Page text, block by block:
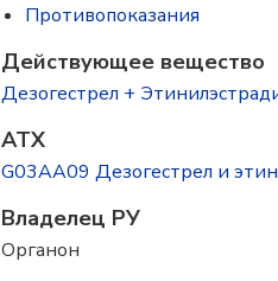
Противопоказания
Действующее вещество
Дезогестрел +
ATX
G03AA09 Дезогестрел и
Владелец РУ
Органон